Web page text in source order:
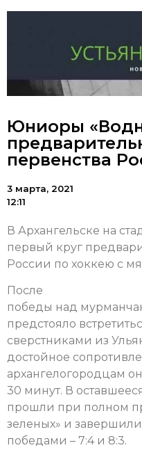
Юниоры
первенства
3 марта, 2021
12:11
В Архангельске на
первый круг
России по хоккею с
После
победы над
предстояло
сверстниками из
достойное
архангелогородцам
30 минут. В
прошли при полном
зеленых» и
победами – 7:4 и 8:3.